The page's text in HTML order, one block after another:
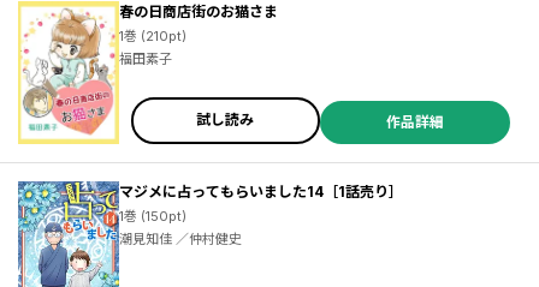
春の日商店街のお猫さま
1巻 (210pt)
福田素子
試し読み 作品詳細
マジメに占ってもらいました14［1話売り］
1巻 (150pt)
潮見知佳 ／仲村健史